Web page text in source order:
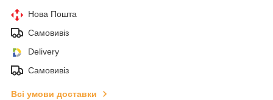
Нова Пошта
Самовивіз
Delivery
Самовивіз
Всі умови доставки